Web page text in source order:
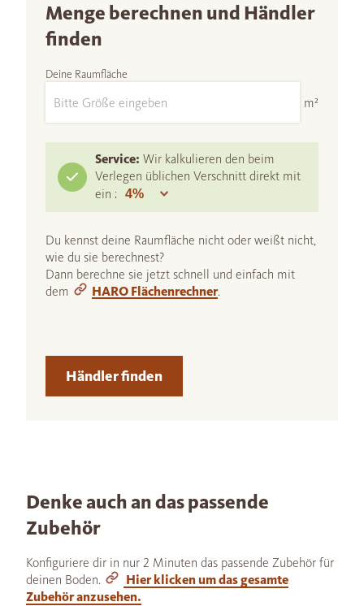
Menge berechnen und Händler
finden
Deine Raumfläche
m²
Service: Wir kalkulieren den beim
Verlegen üblichen Verschnitt direkt mit
ein :
Du kennst deine Raumfläche nicht oder weißt nicht,
wie du sie berechnest?
Dann berechne sie jetzt schnell und einfach mit
dem
HARO Flächenrechner.
Händler finden
Denke auch an das passende
Zubehör
Konfiguriere dir in nur 2 Minuten das passende Zubehör für
deinen Boden.
Hier klicken um das gesamte
Zubehör anzusehen.